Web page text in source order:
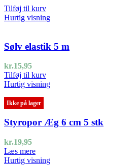
Tilføj til kurv
Hurtig visning
Sølv elastik 5 m
kr.15,95
Tilføj til kurv
Hurtig visning
Ikke på lager
Styropor Æg 6 cm 5 stk
kr.19,95
Læs mere
Hurtig visning